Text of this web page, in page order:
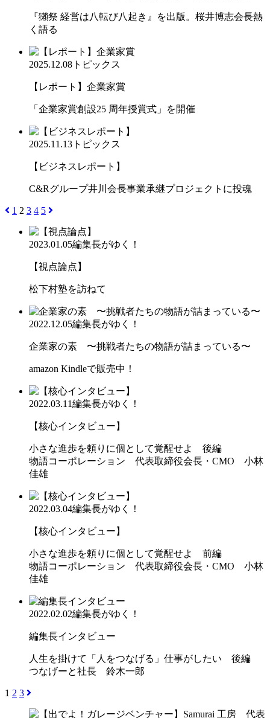
『獺祭 経営は八転び八起き』を出版。桜井博志会長熱
く語る
2025.12.08 トピックス
【レポート】企業家賞
「企業家賞創設25 周年授賞式」を開催
2025.11.13 トピックス
【ビジネスレポート】
C&Rグループ井川会長事業承継プロジェクトに投魂
1 2 3 4 5
2023.01.05編集長がゆく！
【視点論点】
松下村塾を訪ねて
2022.12.05編集長がゆく！
企業家の素 〜挑戦者たちの物語が詰まっている〜
amazon Kindleで販売中！
2022.03.11編集長がゆく！
【核心インタビュー】
小さな進歩を頼りに個として覚醒せよ 後編
物語コーポレーション 代表取締役会長・CMO 小林
佳雄
2022.03.04編集長がゆく！
【核心インタビュー】
小さな進歩を頼りに個として覚醒せよ 前編
物語コーポレーション 代表取締役会長・CMO 小林
佳雄
2022.02.02編集長がゆく！
編集長インタビュー
人生を掛けて「人をつなげる」仕事がしたい 後編
つなげーと社長 鈴木一郎
1 2 3